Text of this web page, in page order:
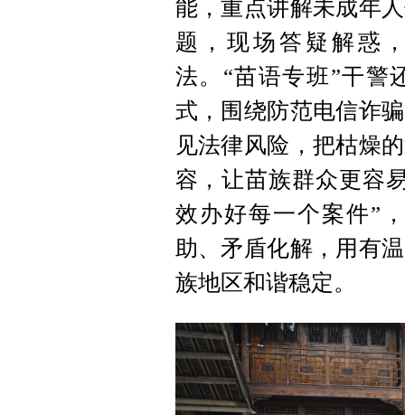
能，重点讲解未成年
题，现场答疑解惑
法。“苗语专班”干警
式，围绕防范电信诈
见法律风险，把枯燥
容，让苗族群众更容
效办好每一个案件”
助、矛盾化解，用有
族地区和谐稳定。